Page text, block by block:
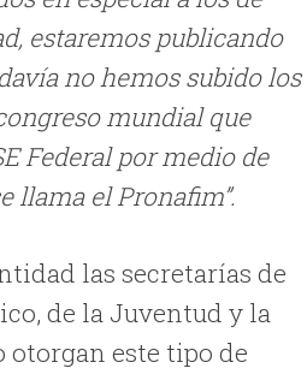
estaremos publicando
no hemos subido los
mundial que
Federal por medio de
llama el Pronafim”.
las secretarías de
de la Juventud y la
otorgan este tipo de